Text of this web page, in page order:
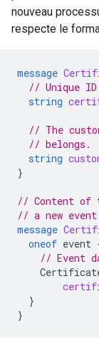
nouveau
respecte le
message
// Unique
string
// The
// belongs.
string
}
// Content of
// a new
message
oneof event
// Event
}
}